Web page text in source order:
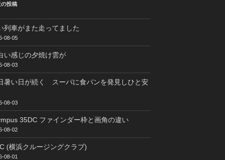
の投稿
列車がまた走ってました
08-05
い感じの夕焼け雲が
08-03
暑い日が続く スーパに食パンを発見しひと安
08-03
35DC ファインダー枠と画角の違い
08-02
(横浜クルージングクラブ)
08-01